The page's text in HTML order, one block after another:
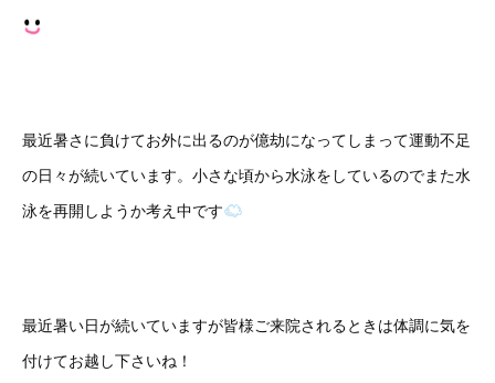
最近暑さに負けてお外に出るのが億劫になってしまって運動不足
の日々が続いています。小さな頃から水泳をしているのでまた水
泳を再開しようか考え中です
最近暑い日が続いていますが皆様ご来院されるときは体調に気を
付けてお越し下さいね！